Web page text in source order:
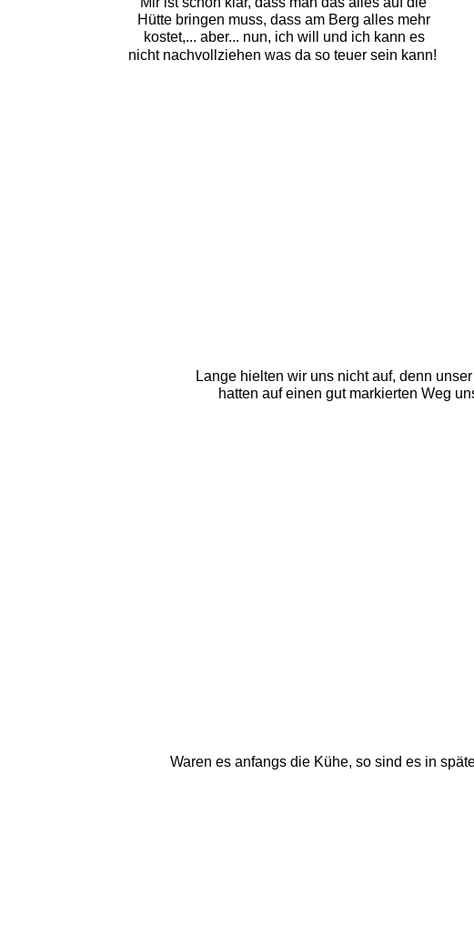
Hütte bringen muss, dass am Berg alles mehr
kostet,... aber... nun, ich will und ich kann es
nicht nachvollziehen was da so teuer sein kann!
Lange hielten wir uns nicht auf, denn
hatten auf einen gut markierten Weg
Waren es anfangs die Kühe, so sind es in